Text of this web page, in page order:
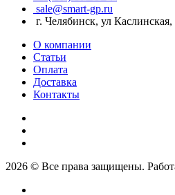
sale@smart-gp.ru
г. Челябинск, ул
О компании
Статьи
Оплата
Доставка
Контакты
2026 © Все права защищены.